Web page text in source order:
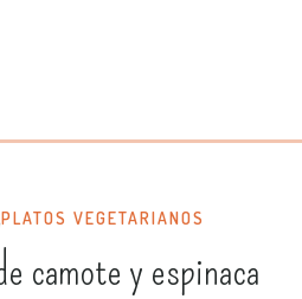
PLATOS VEGETARIANOS
camote y espinaca